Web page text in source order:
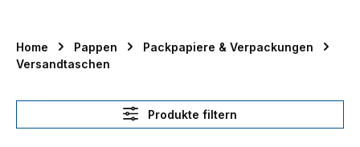
Home Pappen
Packpapiere & Verpackungen
Versandtaschen
Produkte filtern